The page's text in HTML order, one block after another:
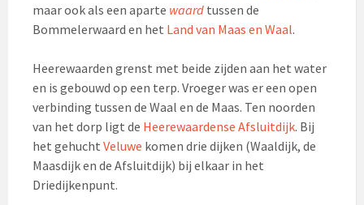
maar ook als een aparte waard tussen de
Bommelerwaard en het Land van Maas en Waal.
Heerewaarden grenst met beide zijden aan het water
en is gebouwd op een terp. Vroeger was er een open
verbinding tussen de Waal en de Maas. Ten noorden
van het dorp ligt de Heerewaardense Afsluitdijk. Bij
het gehucht Veluwe komen drie dijken (Waaldijk, de
Maasdijk en de Afsluitdijk) bij elkaar in het
Driedijkenpunt.